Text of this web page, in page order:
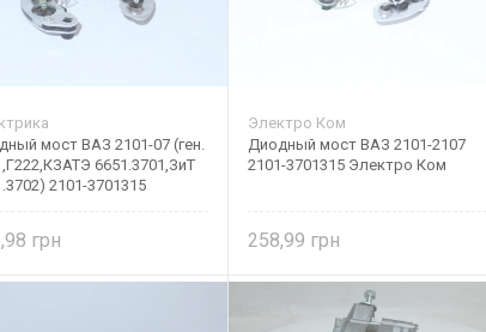
мост ВАЗ 2101-07 (ген.
6651.3701,ЗиТ
2101-3701315
Электро Ком
Диодный мост ВАЗ 2101-2107
2101-3701315 Электро Ком
258,99